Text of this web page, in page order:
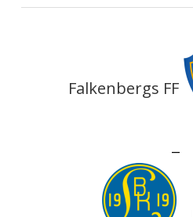
Falkenbergs FF
—